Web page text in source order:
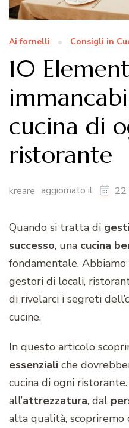
Ai fornelli Consigli in
10
cucina di
ristorante
kreare aggiornato il 22
Quando si tratta di
successo, una cucina
fondamentale.
gestori di locali,
di rivelarci i segreti
cucine.
In questo articolo
essenziali che
cucina di ogni
all’attrezzatura, dal
alta qualità, scopriremo